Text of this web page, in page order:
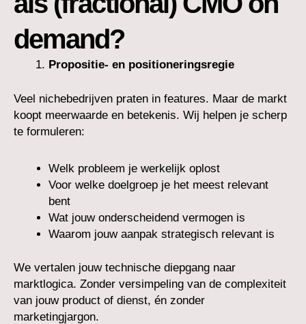
demand?
Propositie- en positioneringsregie
Veel nichebedrijven praten in features. Maar de markt
koopt meerwaarde en betekenis. Wij helpen je scherp
te formuleren:
Welk probleem je werkelijk oplost
Voor welke doelgroep je het meest relevant
bent
Wat jouw onderscheidend vermogen is
Waarom jouw aanpak strategisch relevant is
We vertalen jouw technische diepgang naar
marktlogica. Zonder versimpeling van de complexiteit
van jouw product of dienst, én zonder
marketingjargon.